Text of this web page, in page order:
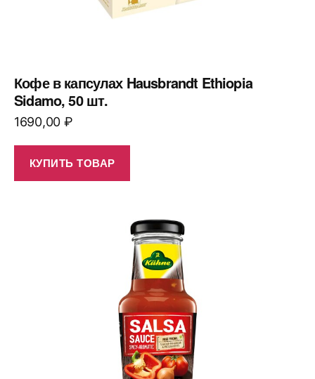
Кофе в капсулах Hausbrandt Ethiopia
Sidamo, 50 шт.
1690,00 ₽
КУПИТЬ ТОВАР